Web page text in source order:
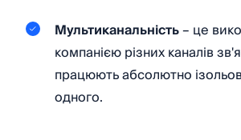
Мультиканальність– це
компанією різних каналів
працюють абсолютно
одного.